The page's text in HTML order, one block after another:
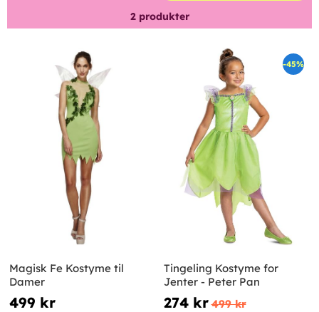
2produkter
Magisk Fe Kostyme til
Damer
499 kr
-45%
Tingeling Kostyme for
Jenter - Peter Pan
274 kr 499 kr